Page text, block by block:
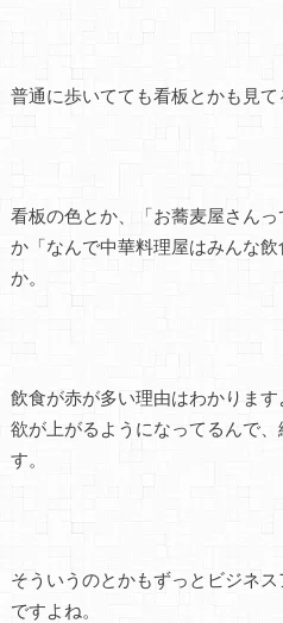
普通に歩いてても看板とかも見て
看板の色とか、「お蕎麦屋さん
か「なんで中華料理屋はみんな
か。
飲食が赤が多い理由はわかりま
欲が上がるようになってるんで
す。
そういうのとかもずっとビジネ
ですよね。